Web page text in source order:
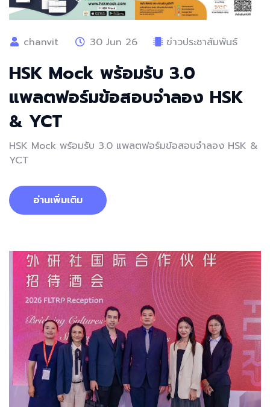
chanvit 30 Jun 26 ข่าวประชาสัมพันธ์
HSK Mock พร้อมรับ 3.0
แพลตฟอร์มข้อสอบจำลอง HSK
& YCT
HSK Mock พร้อมรับ 3.0 แพลตฟอร์มข้อสอบจำลอง HSK &
YCT
อ่านเพิ่มเติม